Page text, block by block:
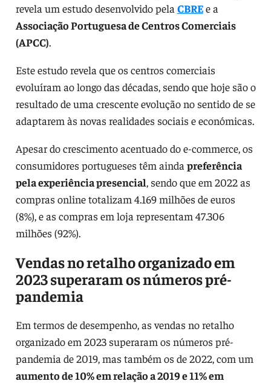
revela um estudo desenvolvido pela CBREe a
Associação Portuguesa de Centros Comerciais
(APCC).
Este estudo revela que os centros comerciais
evoluíram ao longo das décadas, sendo que hoje são o
resultado de uma crescente evolução no sentido de se
adaptarem às novas realidades sociais e económicas.
Apesar do crescimento acentuado do e-commerce, os
consumidores portugueses têm ainda preferência
pela experiência presencial, sendo que em 2022 as
compras online totalizam 4.169 milhões de euros
(8%), e as compras em loja representam 47.306
milhões (92%).
Vendas no retalho organizado em
2023 superaram os números pré-
pandemia
Em termos de desempenho, as vendas no retalho
organizado em 2023 superaram os números pré-
pandemia de 2019, mas também os de 2022, com um
aumento de 10% em relação a 2019 e 11% em